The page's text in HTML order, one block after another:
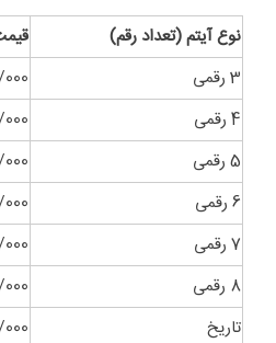
نوع آیتم (تعداد رقم)
3 رقمی
4 رقمی
5 رقمی
6 رقمی
7 رقمی
8 رقمی
تاریخ